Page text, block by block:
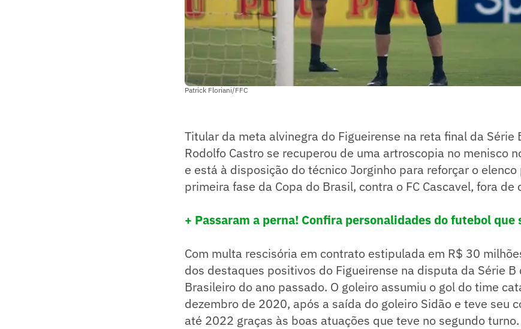
Patrick Floriani/FFC
Titular da meta alvinegra do Figueirense na reta final da Série
Rodolfo Castro se recuperou de uma artroscopia no menisco
e está à disposição do técnico Jorginho para reforçar o
primeira fase da Copa do Brasil, contra o FC Cascavel, fora de
+ Passaram a perna! Confira personalidades do futebol que
Com multa rescisória em contrato estipulada em R$ 30
dos destaques positivos do Figueirense na disputa da Série B
Brasileiro do ano passado. O goleiro assumiu o gol do time
dezembro de 2020, após a saída do goleiro Sidão e teve seu
até 2022 graças às boas atuações que teve no segundo turno.